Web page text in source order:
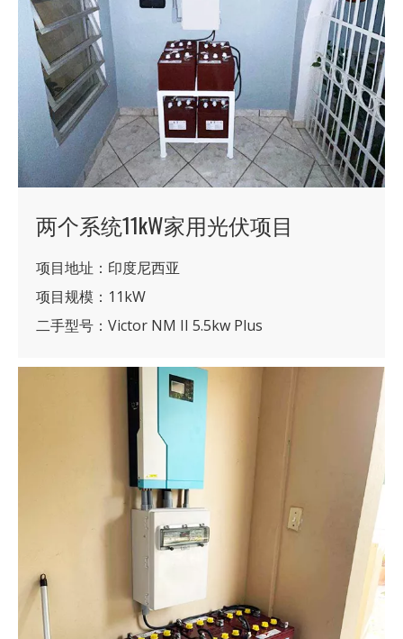
两个系统11kW家用光伏项目
项目地址：印度尼西亚
项目规模：11kW
二手型号：Victor NM II 5.5kw Plus